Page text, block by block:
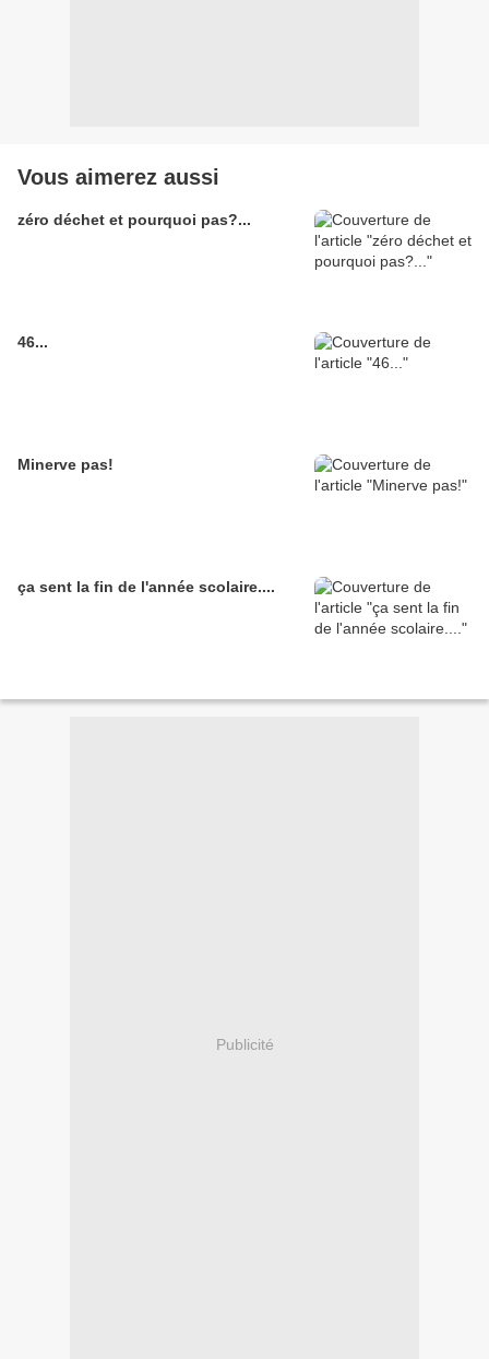
Vous aimerez aussi
zéro déchet et pourquoi pas?...
46...
Minerve pas!
ça sent la fin de l'année scolaire....
Publicité